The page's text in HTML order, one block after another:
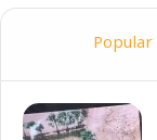
Popular